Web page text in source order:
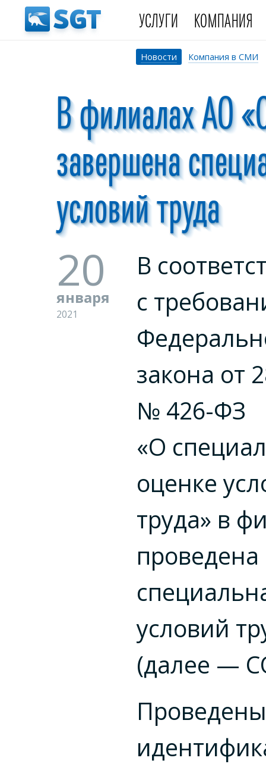
УСЛУГИ КОМПАНИЯ
Новости Компания в СМИ
В филиалах АО
завершена
условий труда
20
января
2021
В
с
закона от
№ 426-ФЗ
«О
оценке
труда» в
проведена
условий
(далее —
Проведены